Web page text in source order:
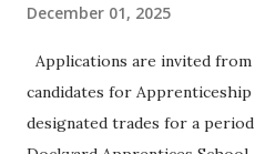
December 01, 2025
Applications are invited
candidates for
designated trades for a